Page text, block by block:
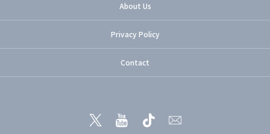
About Us
Privacy Policy
Contact